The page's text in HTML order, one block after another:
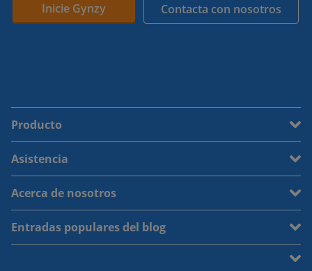
Inicie Gynzy Contacta con nosotros
Producto
Asistencia
Acerca de nosotros
Entradas populares del blog